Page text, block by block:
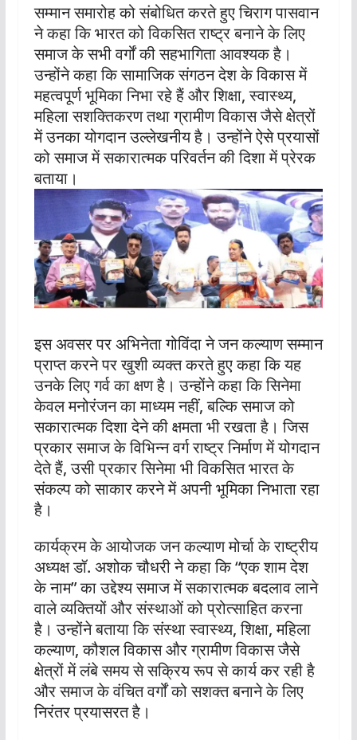
सम्मान समारोह को संबोधित करते हुए चिराग पासवान
ने कहा कि भारत को विकसित राष्ट्र बनाने के लिए
समाज के सभी वर्गों की सहभागिता आवश्यक है।
उन्होंने कहा कि सामाजिक संगठन देश के विकास में
महत्वपूर्ण भूमिका निभा रहे हैं और शिक्षा, स्वास्थ्य,
महिला सशक्तिकरण तथा ग्रामीण विकास जैसे क्षेत्रों
में उनका योगदान उल्लेखनीय है। उन्होंने ऐसे प्रयासों
को समाज में सकारात्मक परिवर्तन की दिशा में प्रेरक
बताया।
इस अवसर पर अभिनेता गोविंदा ने जन कल्याण सम्मान
प्राप्त करने पर खुशी व्यक्त करते हुए कहा कि यह
उनके लिए गर्व का क्षण है। उन्होंने कहा कि सिनेमा
केवल मनोरंजन का माध्यम नहीं, बल्कि समाज को
सकारात्मक दिशा देने की क्षमता भी रखता है। जिस
प्रकार समाज के विभिन्न वर्ग राष्ट्र निर्माण में योगदान
देते हैं, उसी प्रकार सिनेमा भी विकसित भारत के
संकल्प को साकार करने में अपनी भूमिका निभाता रहा
है।
कार्यक्रम के आयोजक जन कल्याण मोर्चा के राष्ट्रीय
अध्यक्ष डॉ. अशोक चौधरी ने कहा कि “एक शाम देश
के नाम” का उद्देश्य समाज में सकारात्मक बदलाव लाने
वाले व्यक्तियों और संस्थाओं को प्रोत्साहित करना
है। उन्होंने बताया कि संस्था स्वास्थ्य, शिक्षा, महिला
कल्याण, कौशल विकास और ग्रामीण विकास जैसे
क्षेत्रों में लंबे समय से सक्रिय रूप से कार्य कर रही है
और समाज के वंचित वर्गों को सशक्त बनाने के लिए
निरंतर प्रयासरत है।